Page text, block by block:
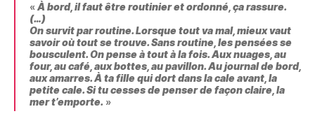
«À bord, il faut être routinier et ordonné, ça rassure.
(…)
On survit par routine. Lorsque tout va mal, mieux vaut
savoir où tout se trouve. Sans routine, les pensées se
bousculent. On pense à tout à la fois. Aux nuages, au
four, au café, aux bottes, au pavillon. Au journal de bord,
aux amarres. À ta fille qui dort dans la cale avant, la
petite cale. Si tu cesses de penser de façon claire, la
mer t’emporte. »